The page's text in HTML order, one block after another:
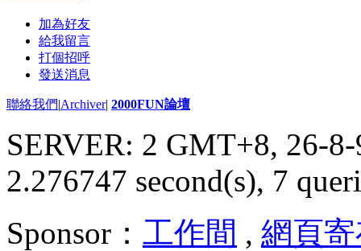
加為好友
給我留言
打個招呼
發送消息
聯絡我們|Archiver| 2000FUN論壇
SERVER: 2 GMT+8, 26-
2.276747 second(s), 7
Sponsor： 工作間 , 網頁